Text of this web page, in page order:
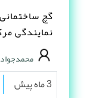
گچ
نمایندگی
3 ماه پیش